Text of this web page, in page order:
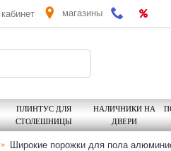
кабинет магазины
ПЛИНТУС ДЛЯ
СТОЛЕШНИЦЫ
НАЛИЧНИКИ НА
ДВЕРИ
Широкие порожки для пола